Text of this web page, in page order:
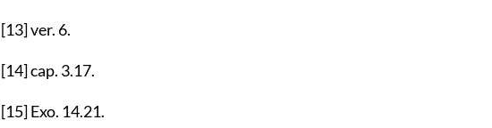
[13]ver. 6.
[14]cap. 3.17.
[15]Exo. 14.21.